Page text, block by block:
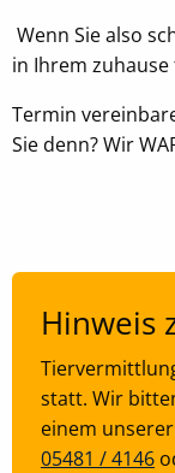
Wenn Sie also
in Ihrem
Termin
Sie denn? Wir
Hinweis
statt. Wir
einem
05481 / 4146
Name:
Anbieter:
Cookie